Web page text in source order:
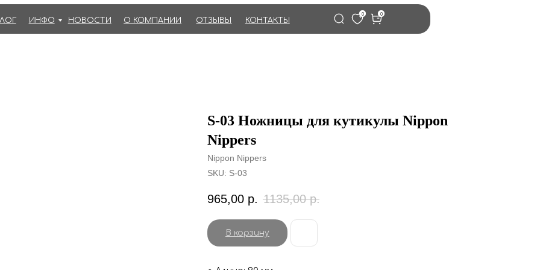
0 0
ИНФО НОВОСТИ О КОМПАНИИ ОТЗЫВЫ КОНТАКТЫ
S-03 Ножницы для кутикулы Nippon
Nippers
Nippon Nippers
SKU: S-03
965,00 р. 1135,00 р.
В корзину